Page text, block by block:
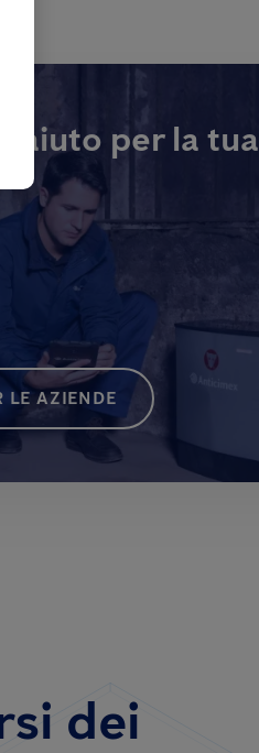
aiuto per la tua
LE AZIENDE
dei